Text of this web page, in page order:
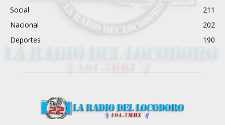
Social
211
Nacional
202
Deportes
190